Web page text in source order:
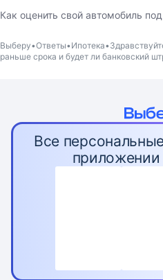
Как оценить свой автомобиль
Выберу Ответы Ипотека
раньше срока и будет ли банковский
Все